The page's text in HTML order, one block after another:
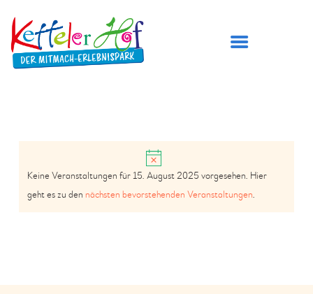
ÖFFNUNGSZEITEN
PREISE
H
i
n
Keine Veranstaltungen für 15. August 2025 vorgesehen. Hier
geht es zu den nächsten bevorstehenden Veranstaltungen.
A